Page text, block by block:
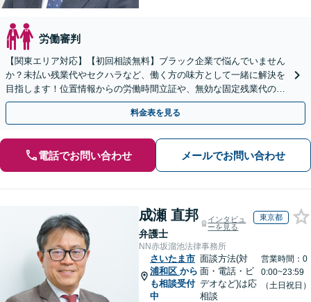
労働審判
【関東エリア対応】【初回相談無料】ブラック企業で悩んでいません
か？未払い残業代やセクハラなど、働く方の味方として一緒に解決を
目指します！位置情報からの労働時間立証や、無効な固定残業代の調
査もお任せください。【夜間や休日相談可】
料金表を見る
電話でお問い合わせ メールでお問い合わせ
成瀬 直邦
弁護士
インタビュ
ーを見る
東京都
NN赤坂溜池法律事務所
さいたま市
浦和区 から
も相談受付
中
面談方法(対
面・電話・ビ
デオなど)は応
相談
営業時間：0
0:00~23:59
（土日祝日）